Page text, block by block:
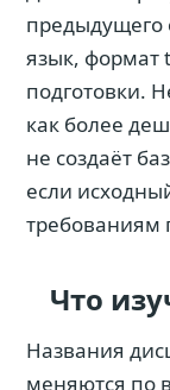
предыдущего
язык, формат
подготовки.
как более
не создаёт
если
требованиям
Что
Названия
меняются по